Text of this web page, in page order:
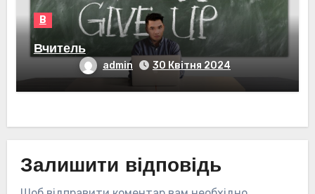
В
Вчитель
admin 30 Квітня 2024
Залишити відповідь